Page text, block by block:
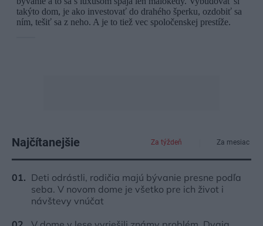
Najčítanejšie Za týždeň Za mesiac
Deti odrástli, rodičia majú bývanie presne podľa
seba. V novom dome je všetko pre ich život i
návštevy vnúčat